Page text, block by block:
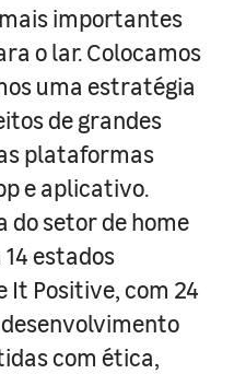
mais importantes
o lar. Colocamos
uma estratégia
de grandes
plataformas
e aplicativo.
do setor de home
estados
It Positive, com 24
com ética,